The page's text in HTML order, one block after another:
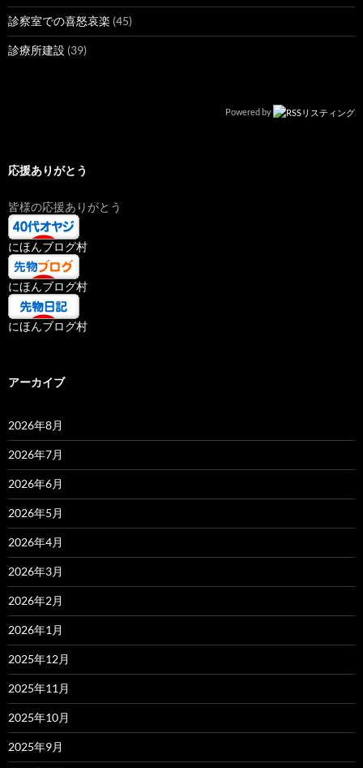
診察室での喜怒哀楽 (45)
診療所建設 (39)
Powered by
応援ありがとう
皆様の応援ありがとう
にほんブログ村
にほんブログ村
にほんブログ村
アーカイブ
2026年8月
2026年7月
2026年6月
2026年5月
2026年4月
2026年3月
2026年2月
2026年1月
2025年12月
2025年11月
2025年10月
2025年9月